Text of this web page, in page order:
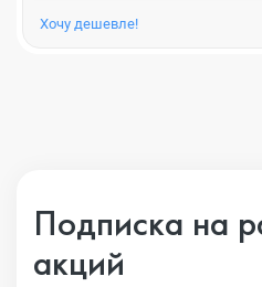
Хочу дешевле!
Подписка на
акций